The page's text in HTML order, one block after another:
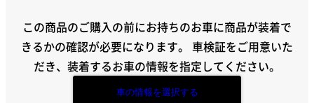
この商品のご購入の前にお持ちのお車に商品が装着で
きるかの確認が必要になります。 車検証をご用意いた
だき、装着するお車の情報を指定してください。
車の情報を選択する